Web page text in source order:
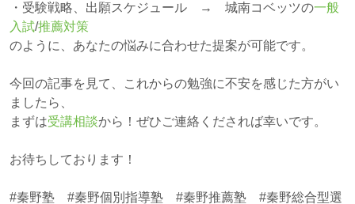
・受験戦略、出願スケジュール → 城南コベッツの一般
入試/推薦対策
のように、あなたの悩みに合わせた提案が可能です。
今回の記事を見て、これからの勉強に不安を感じた方がい
ましたら、
まずは受講相談から！ぜひご連絡くだされば幸いです。
お待ちしております！
#秦野塾 #秦野個別指導塾 #秦野推薦塾 #秦野総合型選